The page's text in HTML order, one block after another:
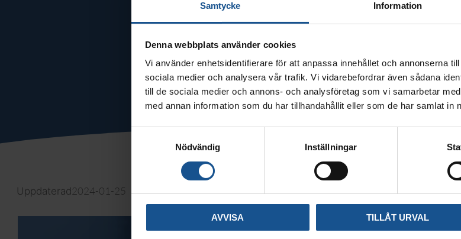
Samtycke Information
Denna webbplats använder cookies
Vi använder enhetsidentifierare för att anpassa innehållet och annonserna
sociala medier och analysera vår trafik. Vi vidarebefordrar även sådana
till de sociala medier och annons- och analysföretag som vi samarbetar
med annan information som du har tillhandahållit eller som de har samlat in
Samtyckesval
Nödvändig
Inställningar
AVVISA TILLÅT URVAL
Uppdaterad2024-01-25